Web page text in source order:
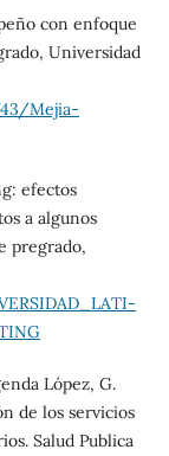
con enfoque
Universidad
Mejia-
efectos
a algunos
pregrado,
López, G.
de los servicios
Salud Publica